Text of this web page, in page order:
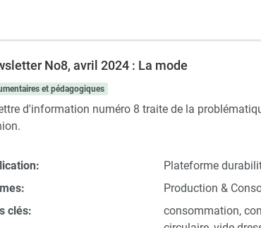
No8, avril 2024 : La mode
et pédagogiques
d'information numéro 8 traite de la
Plateforme
Production &
clés:
consommation,